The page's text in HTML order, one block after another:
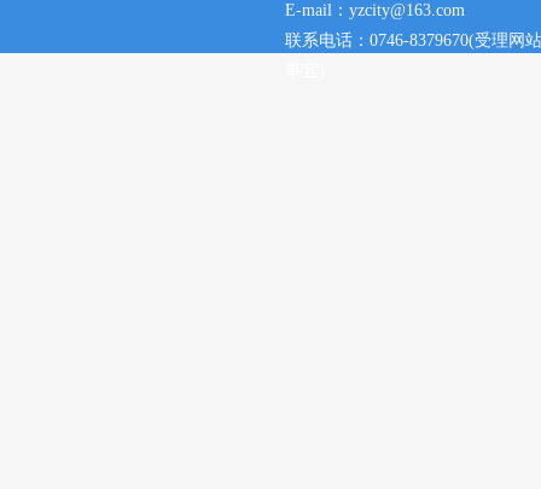
E-mail：yzcity@163.com
联系电话：0746-8379670(受理网